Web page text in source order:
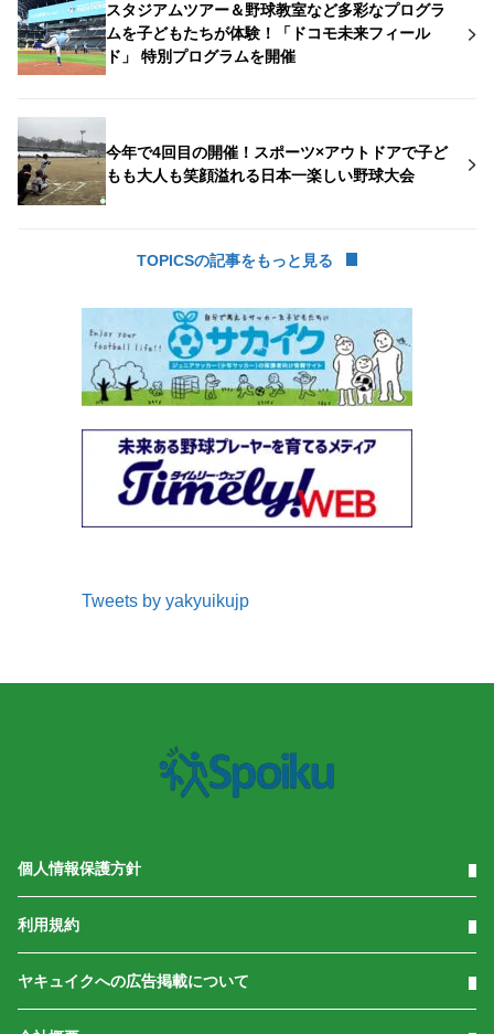
スタジアムツアー＆野球教室など多彩なプログラ
ムを子どもたちが体験！「ドコモ未来フィール
ド」 特別プログラムを開催
今年で4回目の開催！スポーツ×アウトドアで子ど
もも大人も笑顔溢れる日本一楽しい野球大会
TOPICSの記事をもっと見る
Tweets by yakyuikujp
個人情報保護方針
利用規約
ヤキュイクへの広告掲載について